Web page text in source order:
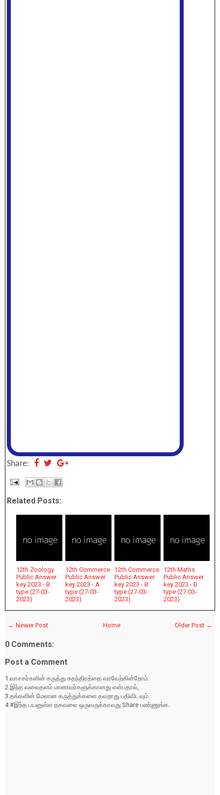
Share:
Related Posts:
12th Zoology
Public Answer
key 2023 - B
type (27-03-
2023)
12th Commerce
Public Answer
key 2023 - A
type (27-03-
2023)
12th Commerce
Public Answer
key 2023 - B
type (27-03-
2023)
12th Maths
Public Answer
key 2023 - B
type (27-03-
2023)
← Newer Post Older Post →
Home
0 Comments:
Post a Comment
1.வாசகர்களின் கருத்து சுதந்திரத்தை வரவேற்கின்றோம்.
2.இந்த வலைதளம் மாணவர்களுக்கானது என்பதால்,
3.தங்களின் மேலான கருத்துக்களை தவறாது பதிவிடவும்.
4.#இந்த பயனுள்ள தகவலை ஒருவருக்காவது Share பண்ணுங்க.